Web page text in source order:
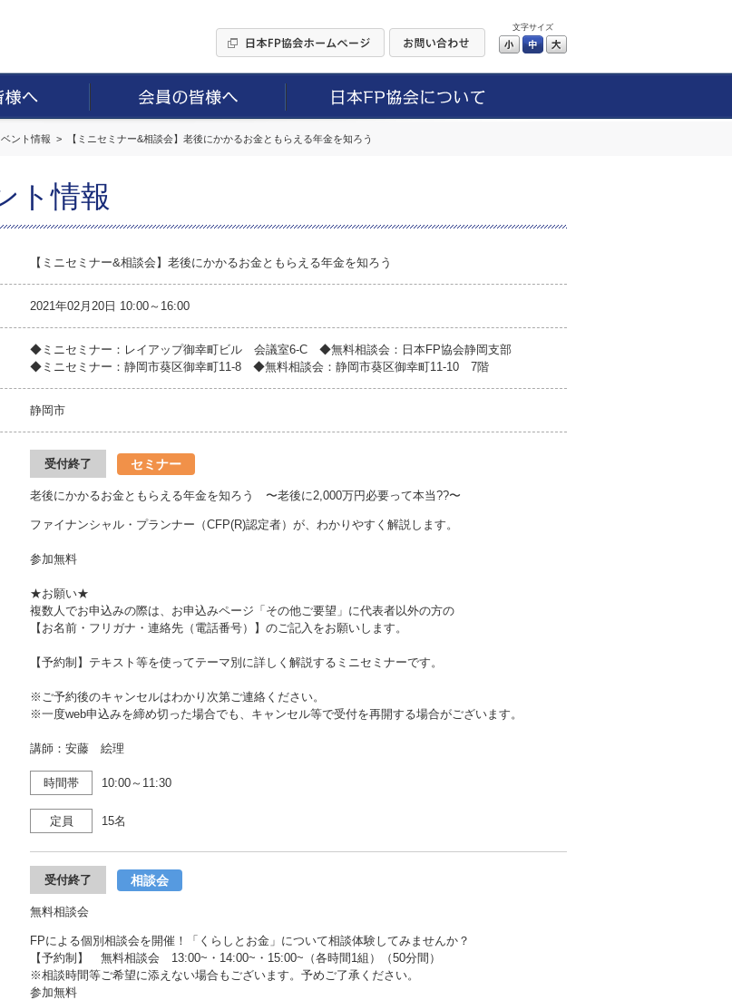
文字サイズ
小 中
ベント情報 【ミニセミナー&相談会】老後にかかるお金ともらえる年金を知ろう
ト情報
【ミニセミナー&相談会】老後にかかるお金ともらえる年金を知ろう
2021年02月20日 10:00～16:00
◆ミニセミナー：レイアップ御幸町ビル 会議室6-C ◆無料相談会：日本FP協会静岡支部
◆ミニセミナー：静岡市葵区御幸町11-8 ◆無料相談会：静岡市葵区御幸町11-10 7階
静岡市
受付終了 セミナー
老後にかかるお金ともらえる年金を知ろう 〜老後に2,000万円必要って本当??〜
ファイナンシャル・プランナー（CFP(R)認定者）が、わかりやすく解説します。
参加無料
★お願い★
複数人でお申込みの際は、お申込みページ「その他ご要望」に代表者以外の方の
【お名前・フリガナ・連絡先（電話番号）】のご記入をお願いします。
【予約制】テキスト等を使ってテーマ別に詳しく解説するミニセミナーです。
※ご予約後のキャンセルはわかり次第ご連絡ください。
※一度web申込みを締め切った場合でも、キャンセル等で受付を再開する場合がございます。
講師：安藤 絵理
時間帯 10:00～11:30
定員 15名
受付終了 相談会
無料相談会
FPによる個別相談会を開催！「くらしとお金」について相談体験してみませんか？
【予約制】 無料相談会 13:00~・14:00~・15:00~（各時間1組）（50分間）
※相談時間等ご希望に添えない場合もございます。予めご了承ください。
参加無料